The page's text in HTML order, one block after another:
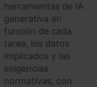
herramientas de IA
generativa en
función de cada
tarea, los datos
implicados y las
exigencias
normativas, con